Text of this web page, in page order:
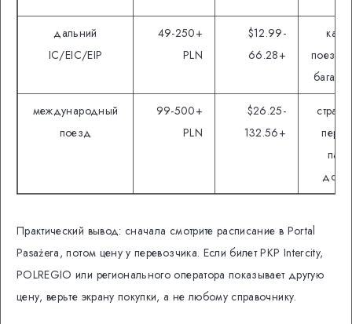
дальний
IC/EIC/EIP
49-250+
PLN
$12.99-
66.28+
багаж,
международный
поезд
99-500+
PLN
$26.25-
132.56+
Практический вывод: сначала смотрите расписание в Portal
Pasażera, потом цену у перевозчика. Если билет PKP Intercity,
POLREGIO или регионального оператора показывает другую
цену, верьте экрану покупки, а не любому справочнику.